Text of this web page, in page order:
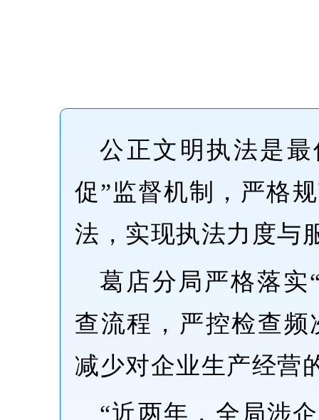
公正文明执法是
促”监督机制，严格
法，实现执法力度与
葛店分局严格落实
查流程，严控检查
减少对企业生产经营
“近两年，全局涉